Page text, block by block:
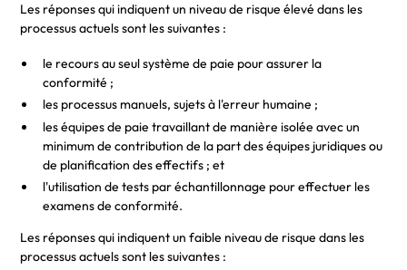
Les réponses qui indiquent un niveau de risque élevé dans les
processus actuels sont les suivantes :
le recours au seul système de paie pour assurer la
conformité ;
les processus manuels, sujets à l'erreur humaine ;
les équipes de paie travaillant de manière isolée avec un
minimum de contribution de la part des équipes juridiques ou
de planification des effectifs ; et
l'utilisation de tests par échantillonnage pour effectuer les
examens de conformité.
Les réponses qui indiquent un faible niveau de risque dans les
processus actuels sont les suivantes :